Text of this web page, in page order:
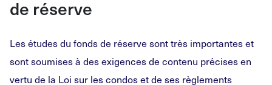
de réserve
Les études du fonds de réserve sont très importantes et
sont soumises à des exigences de contenu précises en
vertu de la Loi sur les condos et de ses règlements